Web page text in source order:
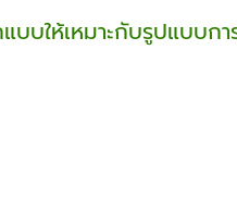
บบให้เหมาะกับรูปแบบก